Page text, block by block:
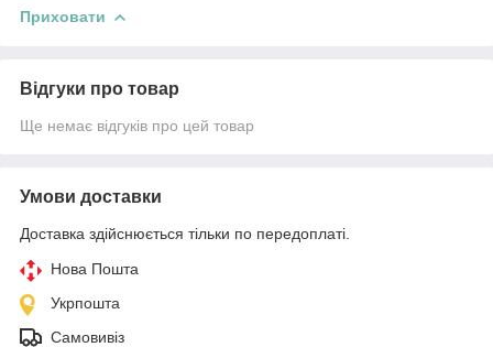
Приховати
Відгуки про товар
Ще немає відгуків про цей товар
Умови доставки
Доставка здійснюється тільки по передоплаті.
Нова Пошта
Укрпошта
Самовивіз